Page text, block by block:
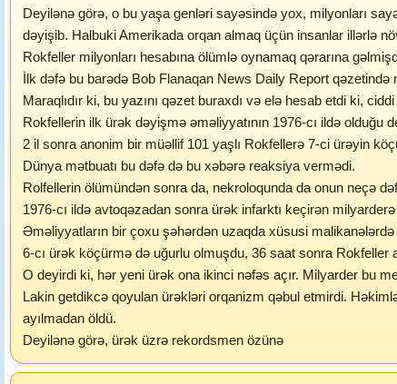
Deyilənə görə, o bu yaşa genləri sayəsində yox, milyonları
dəyişib. Halbuki Amerikada orqan almaq üçün insanlar illərlə
Rokfeller milyonları hesabına ölümlə oynamaq qərarına
İlk dəfə bu barədə Bob Flanaqan News Daily Report
Maraqlıdır ki, bu yazını qəzet buraxdı və elə hesab etdi ki,
Rokfellerin ilk ürək dəyişmə əməliyyatının 1976-cı ildə olduğu
2 il sonra anonim bir müəllif 101 yaşlı Rokfellerə 7-ci ürəyin
Dünya mətbuatı bu dəfə də bu xəbərə reaksiya vermədi.
Rolfellerin ölümündən sonra da, nekroloqunda da onun neçə
1976-cı ildə avtoqəzadan sonra ürək infarktı keçirən
Əməliyyatların bir çoxu şəhərdən uzaqda xüsusi
6-cı ürək köçürmə də uğurlu olmuşdu, 36 saat sonra Rokfeller
O deyirdi ki, hər yeni ürək ona ikinci nəfəs açır. Milyarder bu
Lakin getdikcə qoyulan ürəkləri orqanizm qəbul etmirdi.
ayılmadan öldü.
Deyilənə görə, ürək üzrə rekordsmen özünə